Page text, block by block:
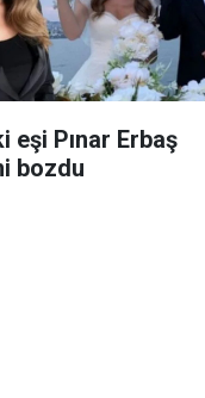
eşi Pınar Erbaş
bozdu